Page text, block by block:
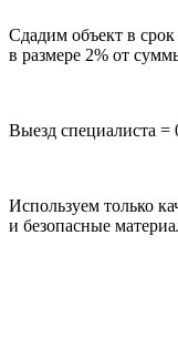
Сдадим объект в
в размере 2% от
Выезд специалиста =
Используем только
и безопасные